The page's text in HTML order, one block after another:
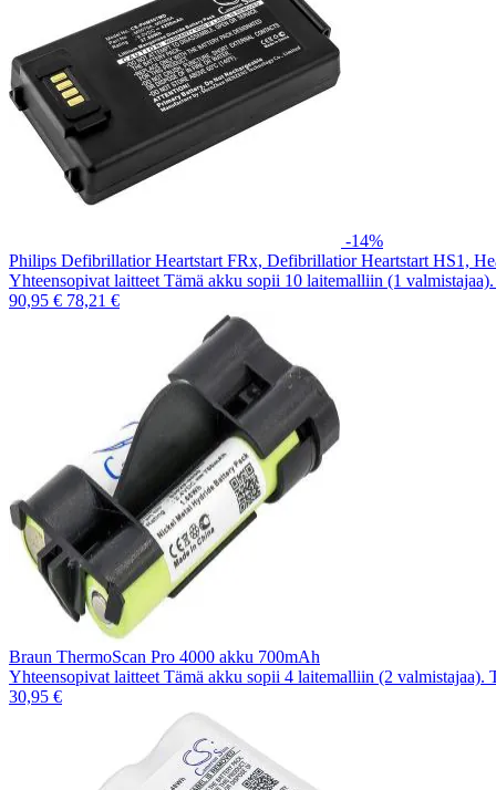
-14%
Philips Defibrillatior Heartstart FRx, Defibrillatior Heartstart HS1,
Yhteensopivat laitteet Tämä akku sopii 10 laitemalliin (1
90,95 € 78,21 €
Braun ThermoScan Pro 4000 akku 700mAh
Yhteensopivat laitteet Tämä akku sopii 4 laitemalliin (2 valmistajaa).
30,95 €